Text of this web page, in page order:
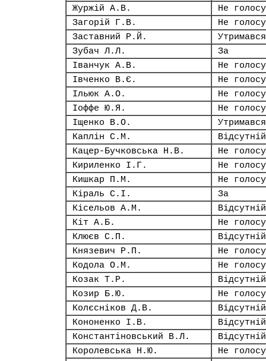
Журжій А.В.
Не
Загорій Г.В.
Не
Заставний Р.Й.
Утримався
Зубач Л.Л.
За
Іванчук А.В.
Не
Івченко В.Є.
Не
Ільюк А.О.
Не
Іоффе Ю.Я.
Не
Іщенко В.О.
Утримався
Каплін С.М.
Відсутній
Кацер-Бучковська Н.В.
Не
Кириленко І.Г.
Не
Кишкар П.М.
Не
Кіраль С.І.
За
Кісельов А.М.
Відсутній
Кіт А.Б.
Не
Клюєв С.П.
Відсутній
Князевич Р.П.
Не
Кодола О.М.
Не
Козак Т.Р.
Відсутній
Козир Б.Ю.
Не
Колєсніков Д.В.
Відсутній
Кононенко І.В.
Відсутній
Константіновський В.Л.
Відсутній
Королевська Н.Ю.
Не